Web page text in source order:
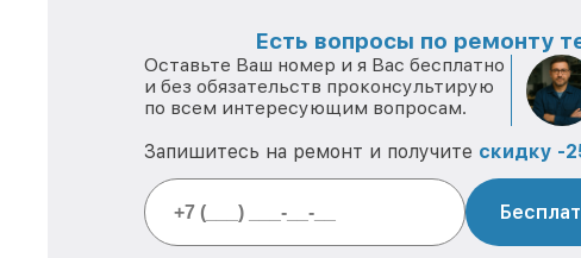
Есть вопросы по ремонту
Оставьте Ваш номер и я Вас бесплатно
и без обязательств проконсультирую
по всем интересующим вопросам.
Запишитесь на ремонт и получите скидку -